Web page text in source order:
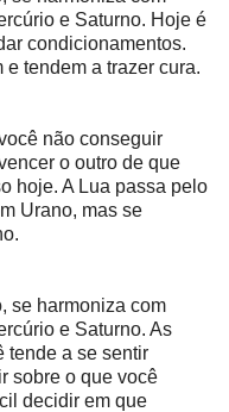
e Saturno. Hoje é
condicionamentos.
tendem a trazer cura.
não conseguir
o outro de que
hoje. A Lua passa pelo
Urano, mas se
se harmoniza com
e Saturno. As
tende a se sentir
sobre o que você
decidir em que